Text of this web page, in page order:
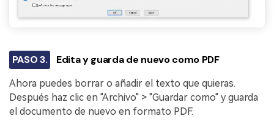
PASO 3. Edita y guarda de nuevo como PDF
Ahora puedes borrar o añadir el texto que quieras.
Después haz clic en "Archivo" > "Guardar como" y guarda
el documento de nuevo en formato PDF.